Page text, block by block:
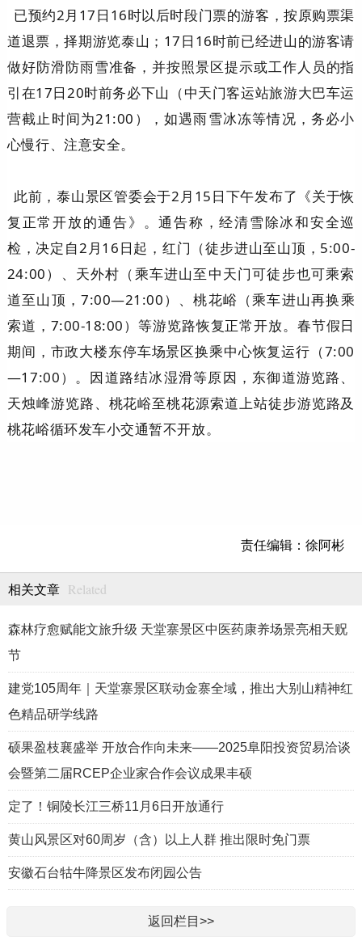
已预约2月17日16时以后时段门票的游客，按原购票渠
道退票，择期游览泰山；17日16时前已经进山的游客请
做好防滑防雨雪准备，并按照景区提示或工作人员的指
引在17日20时前务必下山（中天门客运站旅游大巴车运
营截止时间为21:00），如遇雨雪冰冻等情况，务必小
心慢行、注意安全。
此前，泰山景区管委会于2月15日下午发布了《关于恢
复正常开放的通告》。通告称，经清雪除冰和安全巡
检，决定自2月16日起，红门（徒步进山至山顶，5:00-
24:00）、天外村（乘车进山至中天门可徒步也可乘索
道至山顶，7:00—21:00）、桃花峪（乘车进山再换乘
索道，7:00-18:00）等游览路恢复正常开放。春节假日
期间，市政大楼东停车场景区换乘中心恢复运行（7:00
—17:00）。因道路结冰湿滑等原因，东御道游览路、
天烛峰游览路、桃花峪至桃花源索道上站徒步游览路及
桃花峪循环发车小交通暂不开放。
责任编辑：徐阿彬
相关文章 Related
森林疗愈赋能文旅升级 天堂寨景区中医药康养场景亮相天贶
节
建党105周年｜天堂寨景区联动金寨全域，推出大别山精神红
色精品研学线路
硕果盈枝襄盛举 开放合作向未来——2025阜阳投资贸易洽谈
会暨第二届RCEP企业家合作会议成果丰硕
定了！铜陵长江三桥11月6日开放通行
黄山风景区对60周岁（含）以上人群 推出限时免门票
安徽石台牯牛降景区发布闭园公告
返回栏目>>